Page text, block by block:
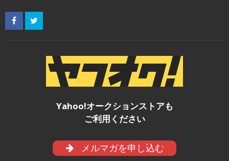
Yahoo!オークションストアも
ご利用ください
メルマガを申し込む